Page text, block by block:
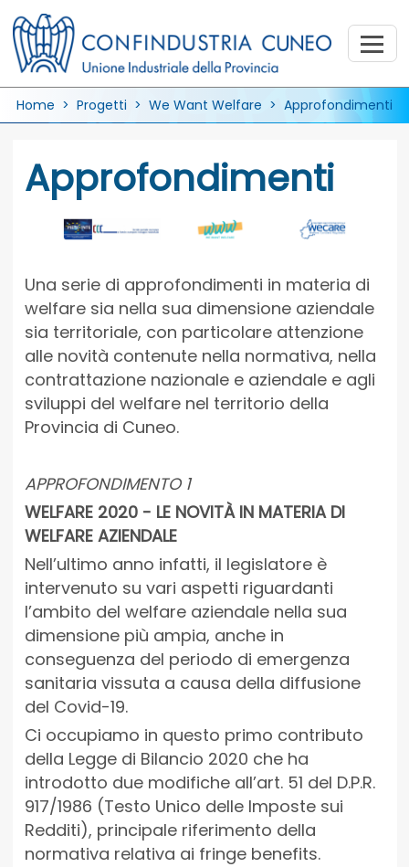
Home > Progetti > We Want Welfare > Approfondimenti
Approfondimenti
Una serie di approfondimenti in materia di
welfare sia nella sua dimensione aziendale
sia territoriale, con particolare attenzione
alle novità contenute nella normativa, nella
contrattazione nazionale e aziendale e agli
sviluppi del welfare nel territorio della
Provincia di Cuneo.
APPROFONDIMENTO 1
WELFARE 2020 - LE NOVITÀ IN MATERIA DI
WELFARE AZIENDALE
Nell’ultimo anno infatti, il legislatore è
intervenuto su vari aspetti riguardanti
l’ambito del welfare aziendale nella sua
dimensione più ampia, anche in
conseguenza del periodo di emergenza
sanitaria vissuta a causa della diffusione
del Covid-19.
Ci occupiamo in questo primo contributo
della Legge di Bilancio 2020 che ha
introdotto due modifiche all’art. 51 del D.P.R.
917/1986 (Testo Unico delle Imposte sui
Redditi), principale riferimento della
normativa relativa ai fringe benefits.